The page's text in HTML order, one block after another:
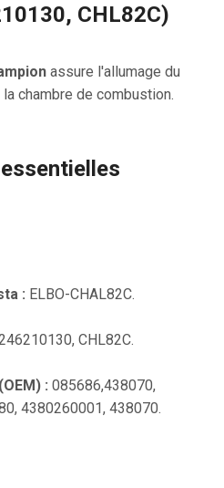
CHL82C)
assure l'allumage du
chambre de combustion.
: ELBO-CHAL82C.
CHL82C.
: 085686,438070,
4380260001, 438070.